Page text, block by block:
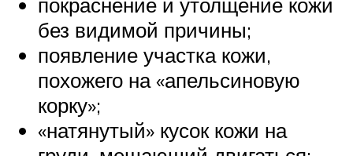
без видимой причины;
появление участка кожи,
похожего на «апельсиновую
корку»;
«натянутый» кусок кожи на